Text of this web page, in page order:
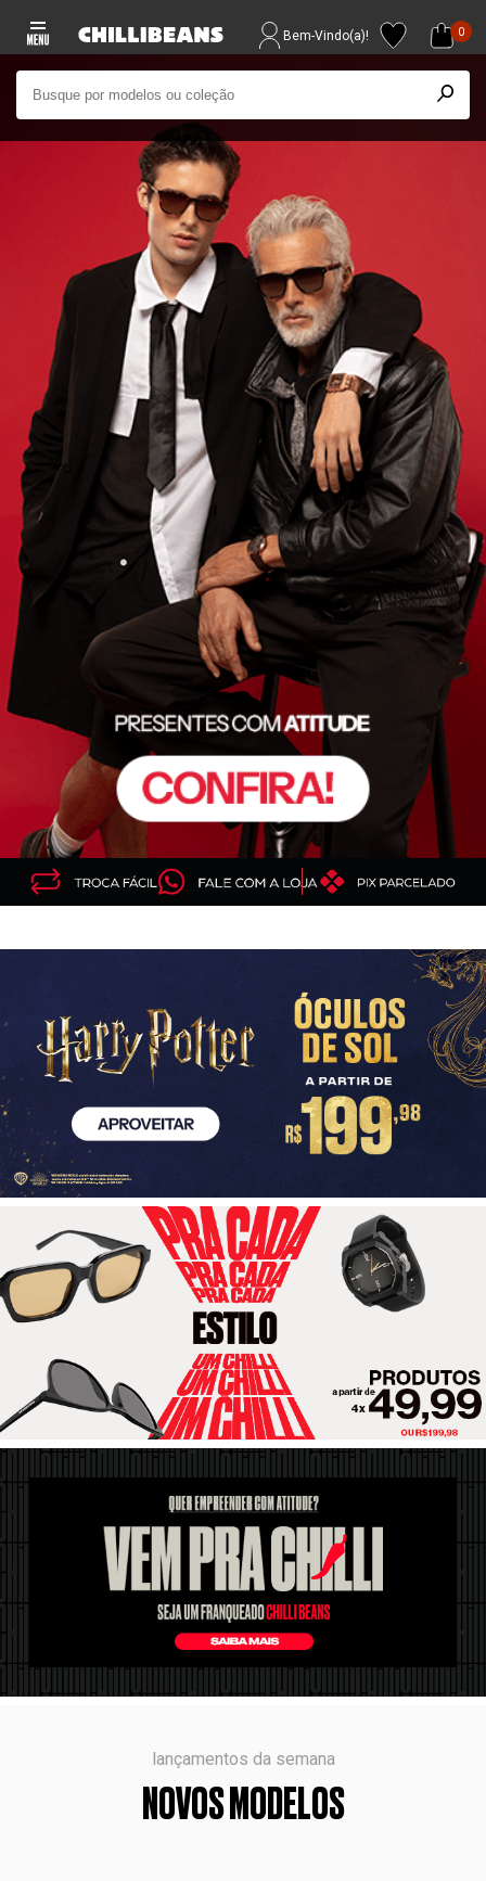
Bem-Vindo(a)! 0
lançamentos da semana
NOVOS MODELOS